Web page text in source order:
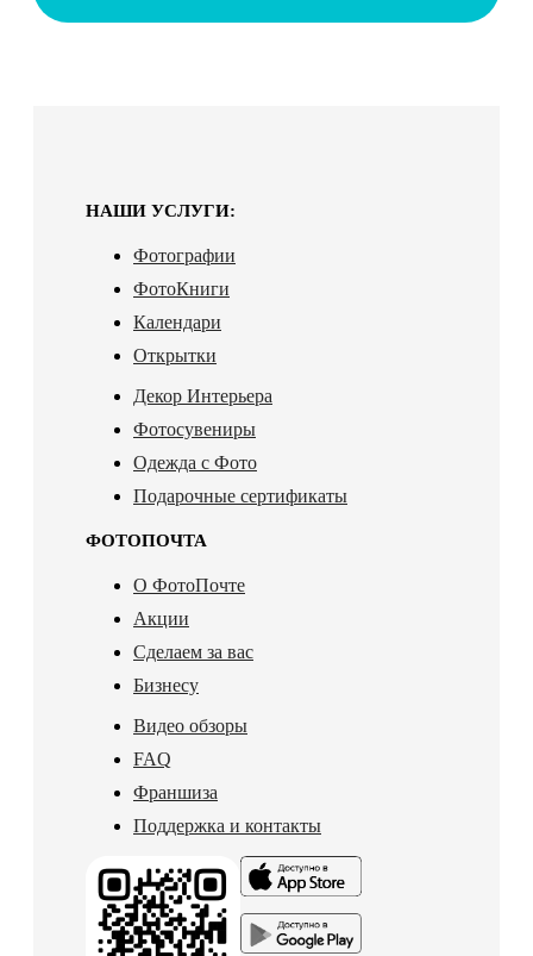
НАШИ УСЛУГИ:
Фотографии
ФотоКниги
Календари
Открытки
Декор Интерьера
Фотосувениры
Одежда с Фото
Подарочные сертификаты
ФОТОПОЧТА
О ФотоПочте
Акции
Сделаем за вас
Бизнесу
Видео обзоры
FAQ
Франшиза
Поддержка и контакты